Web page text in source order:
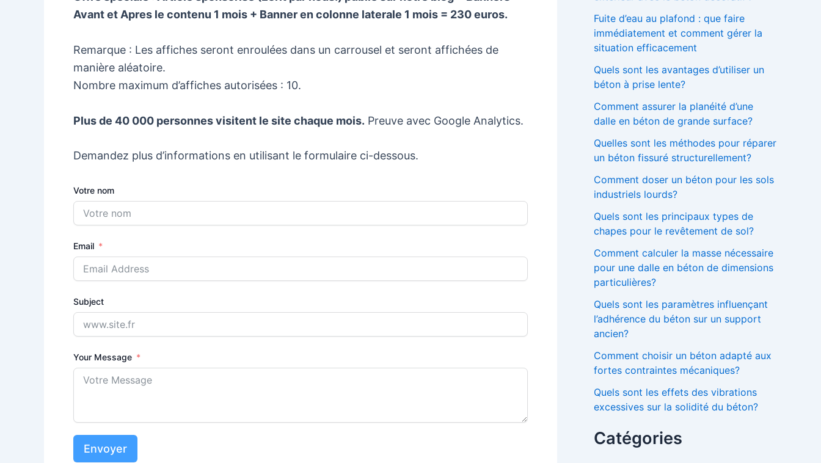
Avant et Apres le contenu 1 mois + Banner en colonne laterale 1 mois = 230 euros.
Remarque : Les affiches seront enroulées dans un carrousel et seront affichées de
manière aléatoire.
Nombre maximum d’affiches autorisées : 10.
Plus de 40 000 personnes visitent le site chaque mois. Preuve avec Google Analytics.
Demandez plus d’informations en utilisant le formulaire ci-dessous.
Votre nom
Email
Subject
Your Message
Envoyer
Fuite d’eau au plafond : que faire
immédiatement et comment gérer la
situation efficacement
Quels sont les avantages d’utiliser un
béton à prise lente?
Comment assurer la planéité d’une
dalle en béton de grande surface?
Quelles sont les méthodes pour réparer
un béton fissuré structurellement?
Comment doser un béton pour les sols
industriels lourds?
Quels sont les principaux types de
chapes pour le revêtement de sol?
Comment calculer la masse nécessaire
pour une dalle en béton de dimensions
particulières?
Quels sont les paramètres influençant
l’adhérence du béton sur un support
ancien?
Comment choisir un béton adapté aux
fortes contraintes mécaniques?
Quels sont les effets des vibrations
excessives sur la solidité du béton?
Catégories